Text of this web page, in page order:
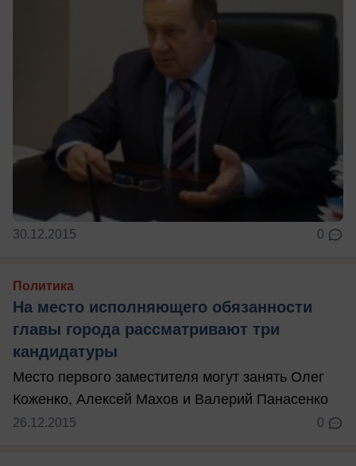
30.12.2015 0
Политика
На место исполняющего обязанности
главы города рассматривают три
кандидатуры
Место первого заместителя могут занять Олег
Коженко, Алексей Махов и Валерий Панасенко
26.12.2015 0